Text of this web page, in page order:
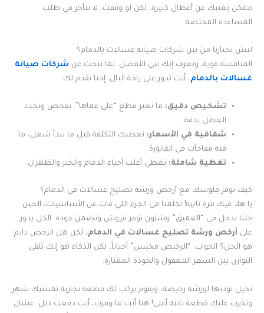
ممكن يغنيك عن أعطال كثيرة، لكن لو وقفت، لا تتأخر في طلب
المساعدة المختصة.
ليش تختارنا من بين شركات صيانة غسالات بالدمام؟
المنافسة قوية، ونعرف إنك تبي الأفضل. لما تبحث عن شركات صيانة
غسالات بالدمام، أنت تدور على راحة البال. إحنا نقدم لك:
تشخيص دقيق: ما نغير قطع “على عماها”. نفحص ونحدد
العطل بدقة.
شفافية في الأسعار: نعطيك التكلفة قبل ما نبدأ شغل، ما
فيه مفاجآت في الفاتورة.
تغطية شاملة: نغطي أغلب أحياء الدمام والخبر والظهران.
كيف توفر فلوسك مع أرخص ورشة تصليح غسالات في الدمام؟
يا هلا فيك مرة ثانية! تكلمنا في الجزء اللي فات عن الأساسيات، الحين
خلنا ندخل في “العميق” وشلون توفر قروش وتضمن جودة. الكل يدور
على أرخص ورشة تصليح غسالات في الدمام، لكن هل الرخص دايم
هو الحل؟ الجواب: “الرخيص مخيس” أحياناً، لكن الذكاء هو إنك تلقى
التوازن بين السعر المعقول والجودة الممتازة.
تخيل توديها لورشة رخيصة، ويقوم يركب لك قطعة تجارية تمشيك شهر
وتخرب عليك قطعة ثانية أغلى! هنا أنت ما وفرت، أنت دفعت دبل. عشان